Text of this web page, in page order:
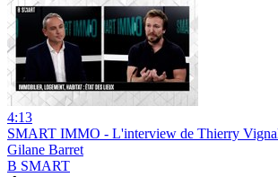
4:13
SMART IMMO - L'interview de Thierry
Gilane Barret
B SMART